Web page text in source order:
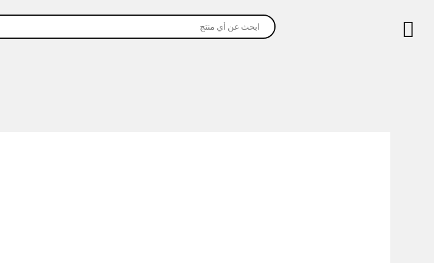
المحتوى
Products
search